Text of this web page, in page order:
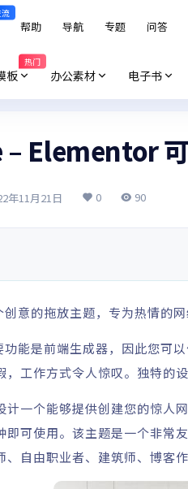
帮助 导航 专题 问答
板
热门
办公素材 电子书
Elementor
年11月21日 0 90
意的拖放主题，专为热情的网
能是前端生成器，因此您可以
，工作方式令人惊叹。独特的
计一个能够提供创建您的惊人
即可使用。该主题是一个非常
、自由职业者、建筑师、博客作